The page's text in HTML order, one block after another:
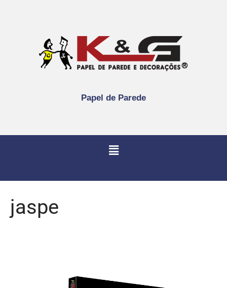
Papel de Parede
jaspe